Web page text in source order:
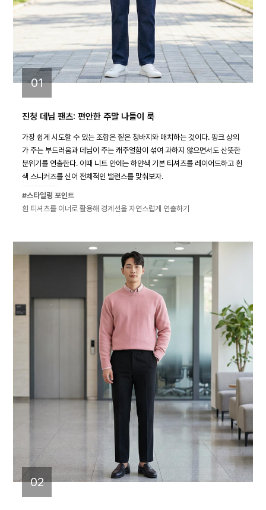
01
진청 데님 팬츠: 편안한 주말 나들이 룩
가장 쉽게 시도할 수 있는 조합은 짙은 청바지와 매치하는 것이다. 핑크 상의
가 주는 부드러움과 데님이 주는 캐주얼함이 섞여 과하지 않으면서도 산뜻한
분위기를 연출한다. 이때 니트 안에는 하얀색 기본 티셔츠를 레이어드하고 흰
색 스니커즈를 신어 전체적인 밸런스를 맞춰보자.
#스타일링 포인트
흰 티셔츠를 이너로 활용해 경계선을 자연스럽게 연출하기
02